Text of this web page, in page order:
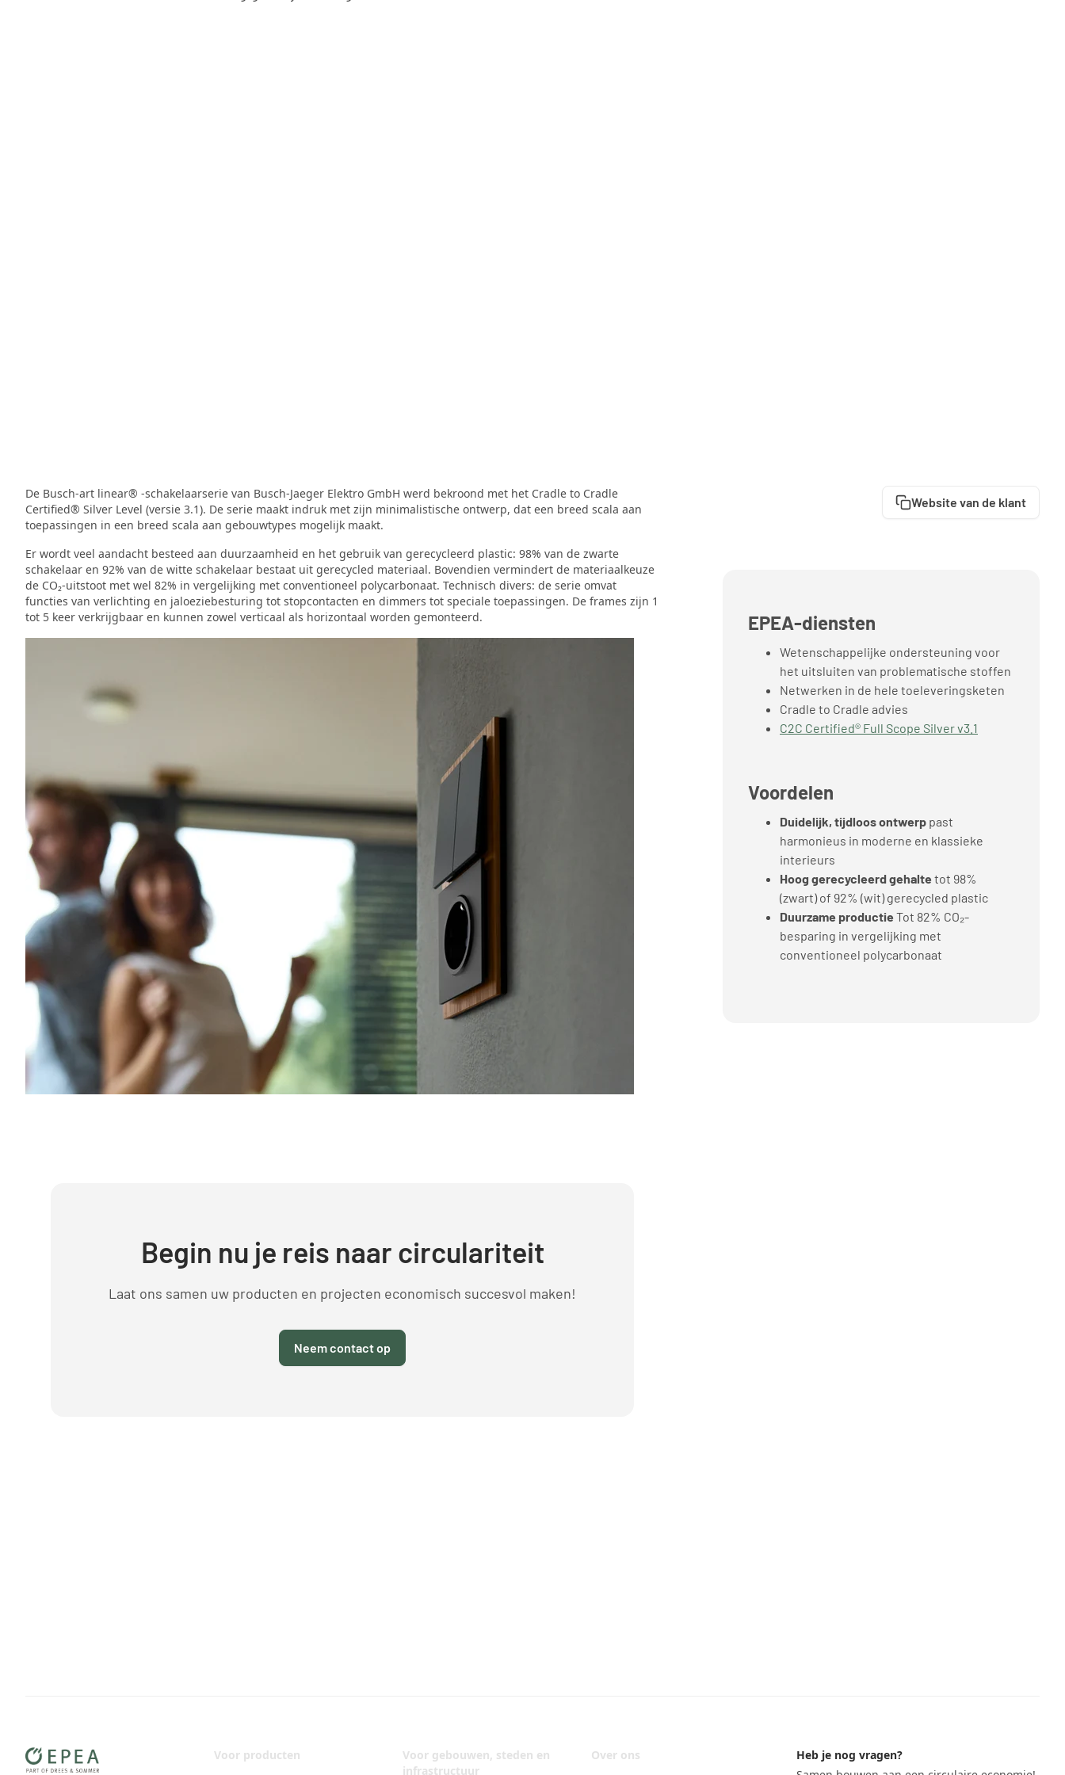
De Busch-art linear® -schakelaarserie van Busch-Jaeger Elektro GmbH werd bekroond met het Cradle to Cradle
Certified® Silver Level (versie 3.1). De serie maakt indruk met zijn minimalistische ontwerp, dat een breed scala aan
toepassingen in een breed scala aan gebouwtypes mogelijk maakt.
Er wordt veel aandacht besteed aan duurzaamheid en het gebruik van gerecycleerd plastic: 98% van de zwarte
schakelaar en 92% van de witte schakelaar bestaat uit gerecycled materiaal. Bovendien vermindert de materiaalkeuze
de CO₂-uitstoot met wel 82% in vergelijking met conventioneel polycarbonaat. Technisch divers: de serie omvat
functies van verlichting en jaloeziebesturing tot stopcontacten en dimmers tot speciale toepassingen. De frames zijn 1
tot 5 keer verkrijgbaar en kunnen zowel verticaal als horizontaal worden gemonteerd.
Begin nu je reis naar circulariteit
Laat ons samen uw producten en projecten economisch succesvol maken!
Neem contact op
Website van de klant
EPEA-diensten
Wetenschappelijke ondersteuning voor
het uitsluiten van problematische stoffen
Netwerken in de hele toeleveringsketen
Cradle to Cradle advies
C2C Certified® Full Scope Silver v3.1
Voordelen
Duidelijk, tijdloos ontwerp past
harmonieus in moderne en klassieke
interieurs
Hoog gerecycleerd gehalte tot 98%
(zwart) of 92% (wit) gerecycled plastic
Duurzame productie Tot 82% CO₂-
besparing in vergelijking met
conventioneel polycarbonaat
Voor producten
Voor gebouwen, steden en
infrastructuur
Over ons
Heb je nog vragen?